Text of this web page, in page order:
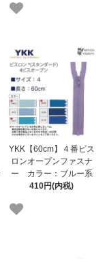
YKK【60cm】４番ビス
ロンオープンファスナ
ー カラー：ブルー系
410円(内税)